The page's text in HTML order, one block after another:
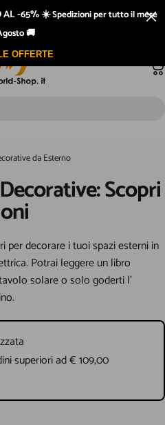
GRATIS sopra i €109 di spesa
da Esterno
Decorative:Scopri
per decorare i tuoi spazi esterni in
Potrai leggere un libro
solare o solo goderti l’
superiori ad € 109,00
AL -65% ☀️Spedizioni per tutto il mese
🚚
OFFERTE